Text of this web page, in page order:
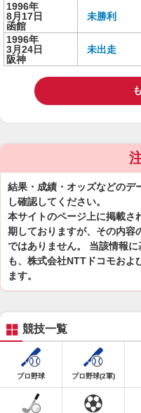
1996年
8月17日
函館
未勝利
1996年
3月24日
阪神
未出走
結果・成績・オッズなどのデ
し確認してください。
本サイトのページ上に掲載さ
期しておりますが、その内容
ではありません。 当該情報
も、株式会社NTTドコモおよ
ます。
競技一覧
プロ野球 プロ野球(2軍)